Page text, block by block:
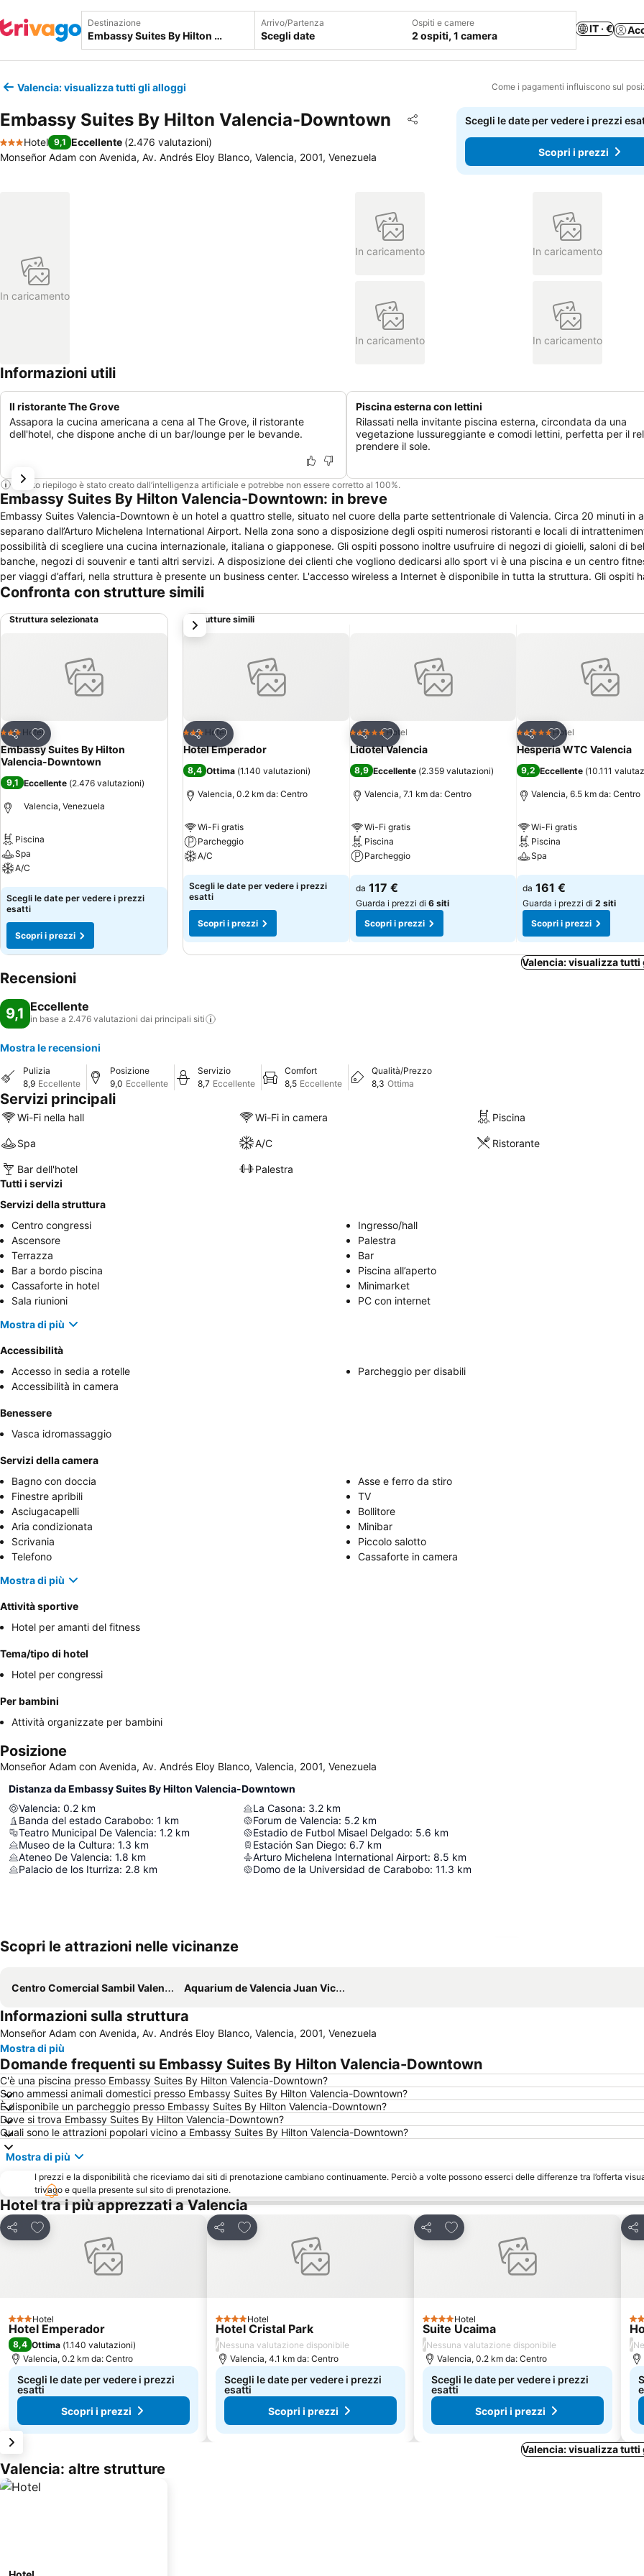
Destinazione Arrivo/Partenza
Scegli date
Ospiti e camere
2 ospiti, 1 camera
IT · €
Valencia: visualizza tutti gli alloggi Come i pagamenti influiscono sul
Embassy Suites By Hilton Valencia-Downtown Condividi
Aggiungi ai preferiti
3 Stelle
Hotel 9,1 Eccellente (2.476 valutazioni)
Monseñor Adam con Avenida, Av. Andrés Eloy Blanco, Valencia, 2001, Venezuela
Scegli le date per vedere i prezzi
Scopri i prezzi
In caricamento
In caricamento In caricamento
In caricamento In caricamento
Informazioni utili
Il ristorante The Grove
Assapora la cucina americana a cena al The Grove, il ristorante
dell'hotel, che dispone anche di un bar/lounge per le bevande.
Piscina esterna con lettini
Rilassati nella invitante piscina esterna, circondata da una
vegetazione lussureggiante e comodi lettini, perfetta per il
prendere il sole.
Questo riepilogo è stato creato dall’intelligenza artificiale e potrebbe non essere corretto al 100%.
Embassy Suites By Hilton Valencia-Downtown: in breve
Embassy Suites Valencia-Downtown è un hotel a quattro stelle, situato nel cuore della parte settentrionale di Valencia. Circa 20 minuti in
separano dall’Arturo Michelena International Airport. Nella zona sono a disposizione degli ospiti numerosi ristoranti e locali di
possibilità di scegliere una cucina internazionale, italiana o giapponese. Gli ospiti possono inoltre usufruire di negozi di gioielli, saloni di
banche, negozi di souvenir e tanti altri servizi. A disposizione dei clienti che vogliono dedicarsi allo sport vi è una piscina e un centro
per viaggi d’affari, nella struttura è presente un business center. L'accesso wireless a Internet è disponibile in tutta la struttura. Gli ospiti
disposizione le suite, composte da zona letto e soggiorno, ideale come luogo di lavoro, per incontri d'affari o eventi sociali. Le camere
Confronta con strutture simili
Struttura selezionata
Condividi
Aggiungi ai preferiti
3 StelleHotel
Embassy Suites By Hilton
Valencia-Downtown
9,1 Eccellente (2.476 valutazioni)
Valencia, Venezuela
Piscina
Spa
A/C
Scopri i prezzi
Scegli le date per vedere i prezzi
esatti
Scopri i prezzi
Strutture simili
Condividi
Aggiungi ai preferiti
3 StelleHotel
Hotel Emperador
8,4 Ottima (1.140 valutazioni)
Valencia, 0.2 km da: Centro
Wi-Fi gratis
Parcheggio
A/C
Scopri i prezzi
Scegli le date per vedere i prezzi
esatti
Scopri i prezzi
Condividi
Aggiungi ai preferiti
5 Stelle Hotel
Lidotel Valencia
8,9 Eccellente (2.359 valutazioni)
Valencia, 7.1 km da: Centro
Wi-Fi gratis
Piscina
Parcheggio
Scopri i prezzi
da 117 €
Guarda i prezzi di 6 siti
Scopri i prezzi
Condividi
Aggiungi ai
5 Stelle Hotel
Hesperia WTC Valencia
9,2 Eccellente (10.111
Valencia, 6.5 km da: Centro
Wi-Fi gratis
Piscina
Spa
Scopri i prezzi
da 161 €
Guarda i prezzi di 2 siti
Scopri i prezzi
successivo
Valencia: visualizza tutti
Recensioni
9,1 Eccellente
in base a 2.476 valutazioni dai principali siti
Mostra le recensioni
Pulizia
8,9 Eccellente
Posizione
9,0 Eccellente
Servizio
8,7 Eccellente
Comfort
8,5 Eccellente
Qualità/Prezzo
8,3 Ottima
Servizi principali
Wi-Fi nella hall Wi-Fi in camera Piscina
Spa A/C Ristorante
Bar dell'hotel
Palestra
Tutti i servizi
Servizi della struttura
Centro congressi
Ingresso/hall
Ascensore
Palestra
Terrazza
Bar
Bar a bordo piscina
Piscina all’aperto
Cassaforte in hotel
Minimarket
Sala riunioni
PC con internet
Mostra di più
Accessibilità
Accesso in sedia a rotelle
Parcheggio per disabili
Accessibilità in camera
Benessere
Vasca idromassaggio
Servizi della camera
Bagno con doccia
Asse e ferro da stiro
Finestre apribili
TV
Asciugacapelli
Bollitore
Aria condizionata
Minibar
Scrivania
Piccolo salotto
Telefono
Cassaforte in camera
Mostra di più
Attività sportive
Hotel per amanti del fitness
Tema/tipo di hotel
Hotel per congressi
Per bambini
Attività organizzate per bambini
Posizione
Monseñor Adam con Avenida, Av. Andrés Eloy Blanco, Valencia, 2001, Venezuela
Distanza da Embassy Suites By Hilton Valencia-Downtown
Valencia: 0.2 km
Banda del estado Carabobo: 1 km
Teatro Municipal De Valencia: 1.2 km
Museo de la Cultura: 1.3 km
Ateneo De Valencia: 1.8 km
Palacio de los Iturriza: 2.8 km
La Casona: 3.2 km
Forum de Valencia: 5.2 km
Estadio de Futbol Misael Delgado: 5.6 km
Estación San Diego: 6.7 km
Arturo Michelena International Airport: 8.5 km
Domo de la Universidad de Carabobo: 11.3 km
Scopri le attrazioni nelle vicinanze
Centro Comercial Sambil Valencia Aquarium de Valencia Juan Vicente Seijas
Informazioni sulla struttura
Monseñor Adam con Avenida, Av. Andrés Eloy Blanco, Valencia, 2001, Venezuela
Mostra di più
Domande frequenti su Embassy Suites By Hilton Valencia-Downtown
C'è una piscina presso Embassy Suites By Hilton Valencia-Downtown?
Sono ammessi animali domestici presso Embassy Suites By Hilton Valencia-Downtown?
È disponibile un parcheggio presso Embassy Suites By Hilton Valencia-Downtown?
Dove si trova Embassy Suites By Hilton Valencia-Downtown?
Quali sono le attrazioni popolari vicino a Embassy Suites By Hilton Valencia-Downtown?
Mostra di più
I prezzi e la disponibilità che riceviamo dai siti di prenotazione cambiano continuamente. Perciò a volte possono esserci delle differenze tra l’offerta
trivago e quella presente sul sito di prenotazione.
Hotel tra i più apprezzati a Valencia
Condividi
Aggiungi ai preferiti
3 StelleHotel
Hotel Emperador
8,4 Ottima (1.140 valutazioni)
Valencia, 0.2 km da: Centro
Scegli le date per vedere i prezzi
esatti
Scopri i prezzi
Condividi
Aggiungi ai preferiti
4 StelleHotel
Hotel Cristal Park
/Nessuna valutazione disponibile
Valencia, 4.1 km da: Centro
Scegli le date per vedere i prezzi
esatti
Scopri i prezzi
Condividi
Aggiungi ai preferiti
4 StelleHotel
Suite Ucaima
/Nessuna valutazione disponibile
Valencia, 0.2 km da: Centro
Scegli le date per vedere i prezzi
esatti
Scopri i prezzi
4
/
Valencia: visualizza tutti
Valencia: altre strutture